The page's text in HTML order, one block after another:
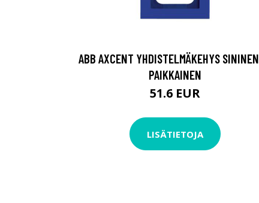
ABB AXCENT YHDISTELMÄKEHYS
PAIKKAINEN
51.6 EUR
LISÄTIETOJA